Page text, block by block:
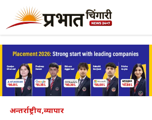
content
अन्तर्राष्ट्रीय,व्यापार